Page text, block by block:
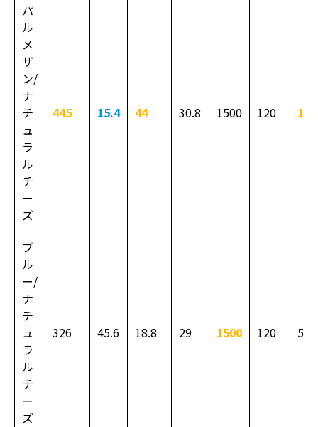
パ
ル
メ
ザ
ン/
ナ
チ
ュ
ラ
ル
チ
ー
ズ
445 15.4 44 30.8 1500 120
ブ
ル
ー/
ナ
チ
ュ
ラ
ル
チ
ー
ズ
326 45.6 18.8 29 1500 120 590